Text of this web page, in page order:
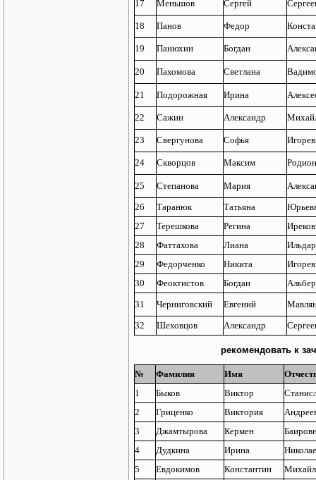
17 Меньшов Сергей
18 Панов Федор
19 Панюхин Богдан
20 Пахомова Светлана
21 Подорожная Ирина
22 Сажин Александр
23 Свергунова Софья
24 Скворцов Максим
25 Степанова Мария
26
Таранюк Татьяна
27
Терешкова Регина
28
Фаттахова Лиана
29
Федорченко Никита
30
Феоктистов Богдан
31
Черниговский Евгений
32
Шеховцов Александр
рекомендовать к
№ Фамилия Имя
1
Быков Виктор
2
Гриценко Виктория
3
Джамтырова Кермен
4
Дудкина Ирина
5
Евдокимов Константин